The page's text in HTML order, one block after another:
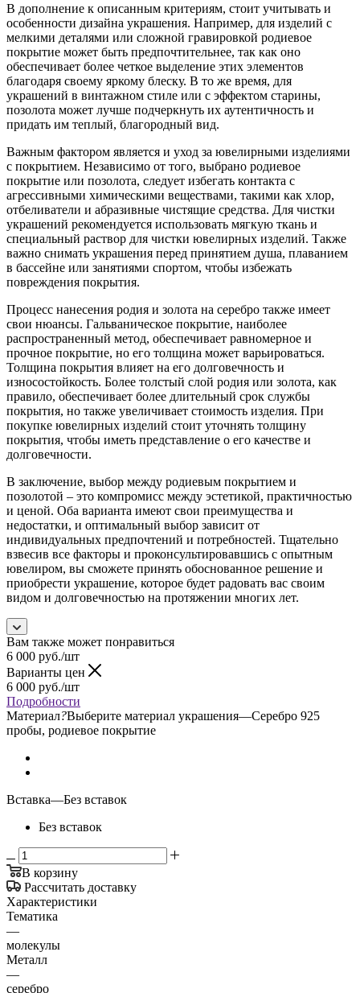
В дополнение к описанным критериям, стоит учитывать и
особенности дизайна украшения. Например, для изделий с
мелкими деталями или сложной гравировкой родиевое
покрытие может быть предпочтительнее, так как оно
обеспечивает более четкое выделение этих элементов
благодаря своему яркому блеску. В то же время, для
украшений в винтажном стиле или с эффектом старины,
позолота может лучше подчеркнуть их аутентичность и
придать им теплый, благородный вид.
Важным фактором является и уход за ювелирными изделиями
с покрытием. Независимо от того, выбрано родиевое
покрытие или позолота, следует избегать контакта с
агрессивными химическими веществами, такими как хлор,
отбеливатели и абразивные чистящие средства. Для чистки
украшений рекомендуется использовать мягкую ткань и
специальный раствор для чистки ювелирных изделий. Также
важно снимать украшения перед принятием душа, плаванием
в бассейне или занятиями спортом, чтобы избежать
повреждения покрытия.
Процесс нанесения родия и золота на серебро также имеет
свои нюансы. Гальваническое покрытие, наиболее
распространенный метод, обеспечивает равномерное и
прочное покрытие, но его толщина может варьироваться.
Толщина покрытия влияет на его долговечность и
износостойкость. Более толстый слой родия или золота, как
правило, обеспечивает более длительный срок службы
покрытия, но также увеличивает стоимость изделия. При
покупке ювелирных изделий стоит уточнять толщину
покрытия, чтобы иметь представление о его качестве и
долговечности.
В заключение, выбор между родиевым покрытием и
позолотой – это компромисс между эстетикой, практичностью
и ценой. Оба варианта имеют свои преимущества и
недостатки, и оптимальный выбор зависит от
индивидуальных предпочтений и потребностей. Тщательно
взвесив все факторы и проконсультировавшись с опытным
ювелиром, вы сможете принять обоснованное решение и
приобрести украшение, которое будет радовать вас своим
видом и долговечностью на протяжении многих лет.
Вам также может понравиться
6 000 руб./шт
Варианты цен
6 000 руб./шт
Подробности
Материал?Выберите материал украшения—Серебро 925
пробы, родиевое покрытие
Вставка—Без вставок
Без вставок
В корзину
Рассчитать доставку
Характеристики
Тематика
—
молекулы
Металл
—
серебро